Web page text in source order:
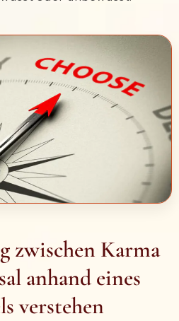
zwischen Karma
anhand eines
verstehen